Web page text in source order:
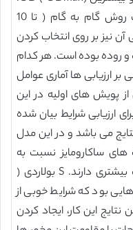
طراحی این پروتکل با استفاده از یک روش گام به گام ( تا 10
نیز بر روی انتخاب کردن
و روده بوده است. هر کدام
ارزیابی ها آماری عوامل
پویش های اولیه در این
ارزیابی شرایط بیان شده
می باشد و در این مدل
ساکارومایز نسبت به
موارد غیر ساکارومایز، توانایی مقاومت بیشتری دارند. S بولاردی (
بود که شرایط خوبی از
نتایج این کار، ایجاد کردن